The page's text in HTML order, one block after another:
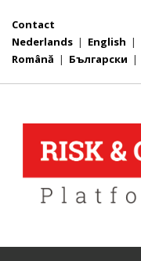
Contact
Nederlands | English |
Română | Български |